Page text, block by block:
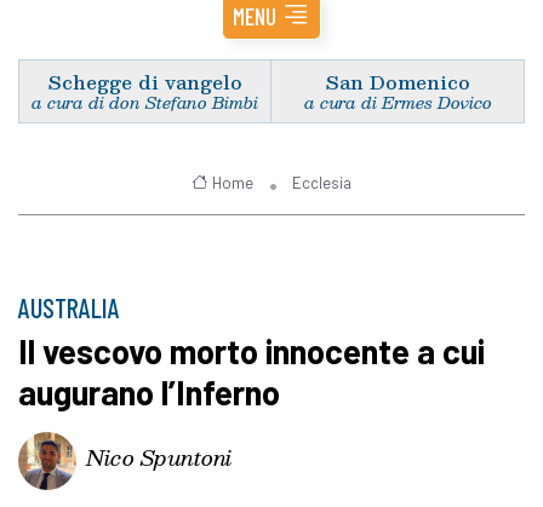
MENU
Schegge di vangelo
a cura di don Stefano Bimbi
San Domenico
a cura di Ermes Dovico
Home Ecclesia
AUSTRALIA
Il vescovo morto innocente a cui
augurano l’Inferno
Nico Spuntoni